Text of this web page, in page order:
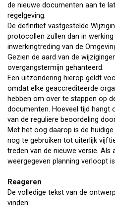
de nieuwe documenten aan te
regelgeving.
De definitief vastgestelde
protocollen zullen dan in
inwerkingtreding van de
Gezien de aard van de
overgangstermijn gehanteerd.
Een uitzondering hierop geldt
omdat elke geaccrediteerde
hebben om over te stappen op
documenten. Hoeveel tijd hangt
van de reguliere beoordeling
Met het oog daarop is de
nog te gebruiken tot uiterlijk
treden van de nieuwe versie. Als
weergegeven planning verloopt
Reageren
De volledige tekst van de
vinden: